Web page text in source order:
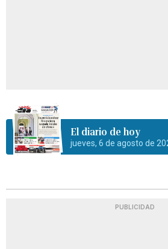
El diario de hoy
jueves, 6 de agosto de
PUBLICIDAD